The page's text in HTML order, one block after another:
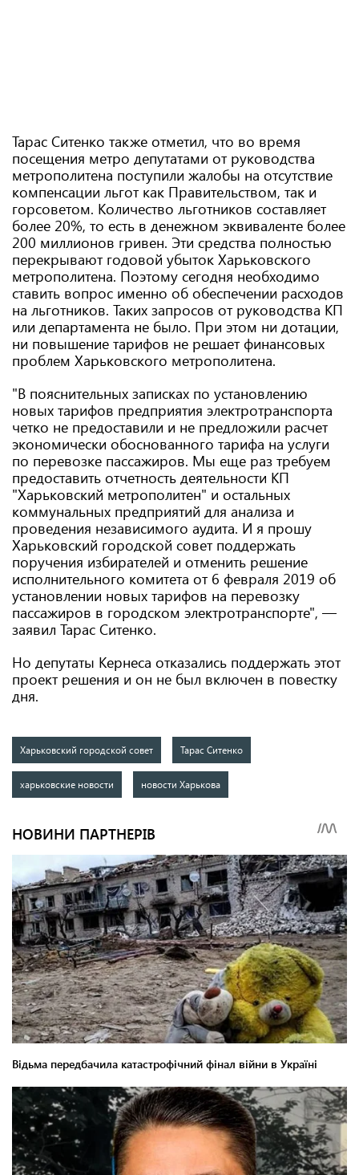
Тарас Ситенко также отметил, что во время
посещения метро депутатами от руководства
метрополитена поступили жалобы на отсутствие
компенсации льгот как Правительством, так и
горсоветом. Количество льготников составляет
более 20%, то есть в денежном эквиваленте более
200 миллионов гривен. Эти средства полностью
перекрывают годовой убыток Харьковского
метрополитена. Поэтому сегодня необходимо
ставить вопрос именно об обеспечении расходов
на льготников. Таких запросов от руководства КП
или департамента не было. При этом ни дотации,
ни повышение тарифов не решает финансовых
проблем Харьковского метрополитена.
"В пояснительных записках по установлению
новых тарифов предприятия электротранспорта
четко не предоставили и не предложили расчет
экономически обоснованного тарифа на услуги
по перевозке пассажиров. Мы еще раз требуем
предоставить отчетность деятельности КП
"Харьковский метрополитен" и остальных
коммунальных предприятий для анализа и
проведения независимого аудита. И я прошу
Харьковский городской совет поддержать
поручения избирателей и отменить решение
исполнительного комитета от 6 февраля 2019 об
установлении новых тарифов на перевозку
пассажиров в городском электротранспорте", —
заявил Тарас Ситенко.
Но депутаты Кернеса отказались поддержать этот
проект решения и он не был включен в повестку
дня.
Харьковский городской совет Тарас Ситенко
харьковские новости новости Харькова